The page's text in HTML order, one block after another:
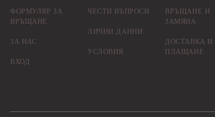
ФОРМУЛЯР ЗА
ВРЪЩАНЕ
ЗА НАС
ВХОД
ЧЕСТИ ВЪПРОСИ
ЛИЧНИ ДАННИ
УСЛОВИЯ
ВРЪЩАНЕ И
ЗАМЯНА
ДОСТАВКА И
ПЛАЩАНЕ